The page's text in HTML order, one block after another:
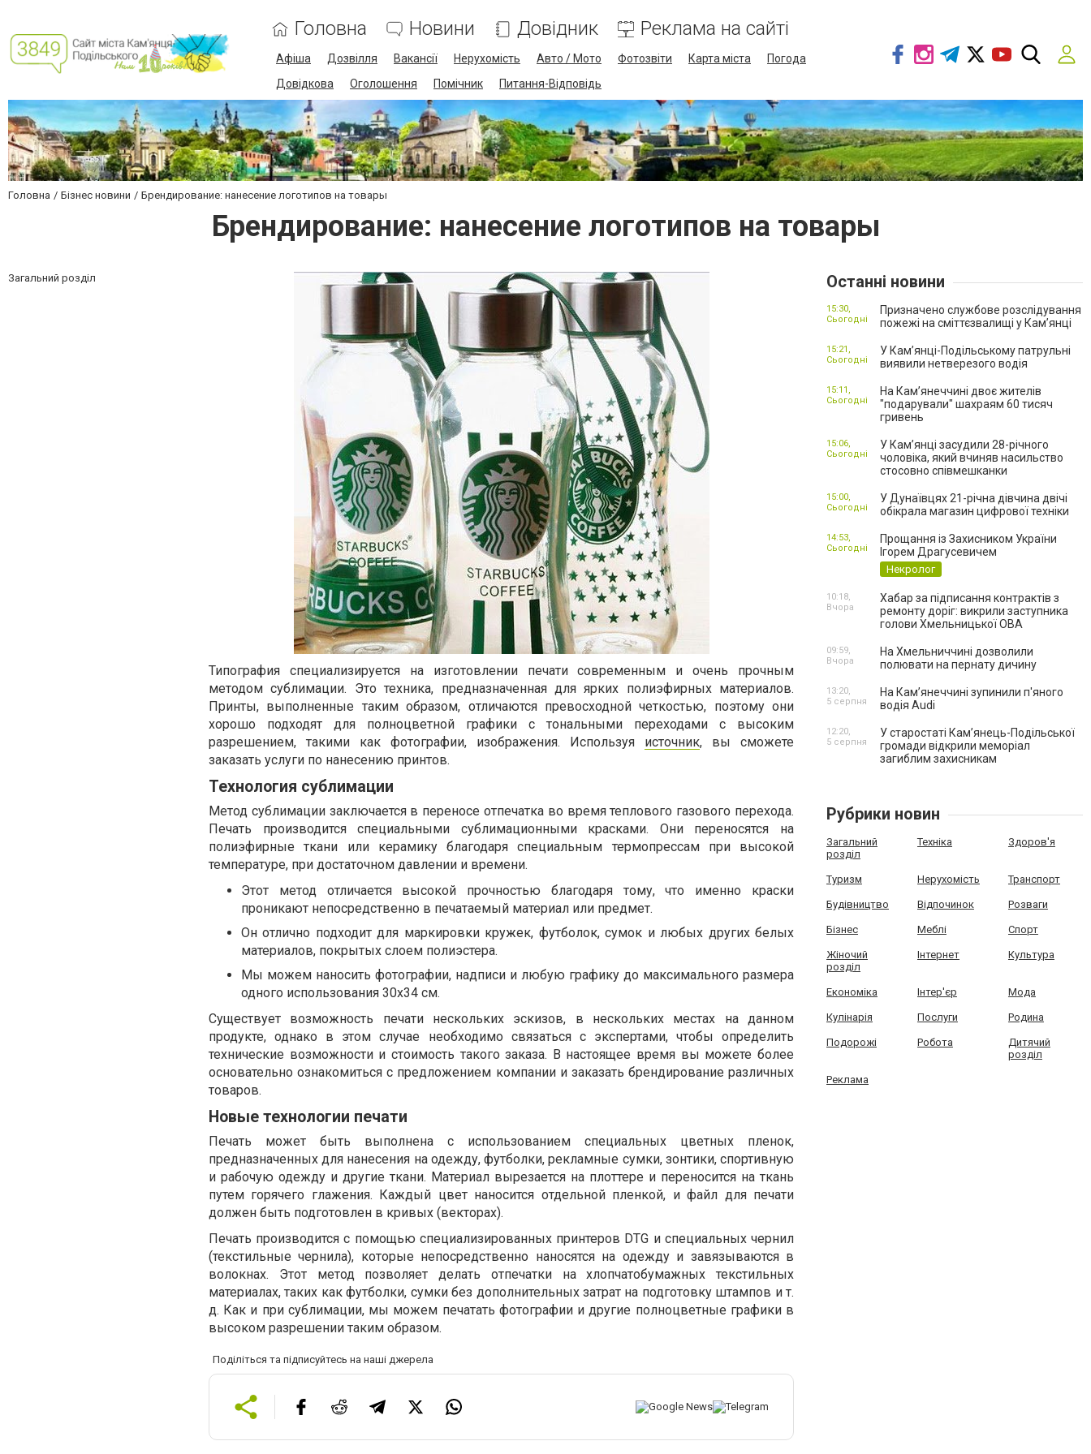
Головна Новини Довідник Реклама на сайті
Афіша Дозвілля Вакансії Нерухомість Авто / Мото Фотозвіти Карта міста
Погода
Довідкова
Оголошення Помічник Питання-Відповідь
Головна Бізнес новини Брендирование: нанесение логотипов на товары
Брендирование: нанесение логотипов на товары
Загальний розділ
Типография специализируется на изготовлении печати современным и очень прочным
методом сублимации. Это техника, предназначенная для ярких полиэфирных материалов.
Принты, выполненные таким образом, отличаются превосходной четкостью, поэтому они
хорошо подходят для полноцветной графики с тональными переходами с высоким
разрешением, такими как фотографии, изображения. Используя источник, вы сможете
заказать услуги по нанесению принтов.
Технология сублимации
Метод сублимации заключается в переносе отпечатка во время теплового газового перехода.
Печать производится специальными сублимационными красками. Они переносятся на
полиэфирные ткани или керамику благодаря специальным термопрессам при высокой
температуре, при достаточном давлении и времени.
Этот метод отличается высокой прочностью благодаря тому, что именно краски
проникают непосредственно в печатаемый материал или предмет.
Он отлично подходит для маркировки кружек, футболок, сумок и любых других белых
материалов, покрытых слоем полиэстера.
Мы можем наносить фотографии, надписи и любую графику до максимального размера
одного использования 30x34 см.
Существует возможность печати нескольких эскизов, в нескольких местах на данном
продукте, однако в этом случае необходимо связаться с экспертами, чтобы определить
технические возможности и стоимость такого заказа. В настоящее время вы можете более
основательно ознакомиться с предложением компании и заказать брендирование различных
товаров.
Новые технологии печати
Печать может быть выполнена с использованием специальных цветных пленок,
предназначенных для нанесения на одежду, футболки, рекламные сумки, зонтики, спортивную
и рабочую одежду и другие ткани. Материал вырезается на плоттере и переносится на ткань
путем горячего глажения. Каждый цвет наносится отдельной пленкой, и файл для печати
должен быть подготовлен в кривых (векторах).
Печать производится с помощью специализированных принтеров DTG и специальных чернил
(текстильные чернила), которые непосредственно наносятся на одежду и завязываются в
волокнах. Этот метод позволяет делать отпечатки на хлопчатобумажных текстильных
материалах, таких как футболки, сумки без дополнительных затрат на подготовку штампов и т.
д. Как и при сублимации, мы можем печатать фотографии и другие полноцветные графики в
высоком разрешении таким образом.
Поділіться та підписуйтесь на наші джерела
Останні новини
Призначено службове розслідування
пожежі на сміттєзвалищі у Кам’янці
15:30,
Сьогодні
У Кам’янці-Подільському патрульні
виявили нетверезого водія
15:21,
Сьогодні
На Камʼянеччині двоє жителів
"подарували" шахраям 60 тисяч
гривень
15:11,
Сьогодні
У Камʼянці засудили 28-річного
чоловіка, який вчиняв насильство
стосовно співмешканки
15:06,
Сьогодні
У Дунаївцях 21-річна дівчина двічі
обікрала магазин цифрової техніки
15:00,
Сьогодні
Прощання із Захисником України
Ігорем Драгусевичем
Некролог
14:53,
Сьогодні
Хабар за підписання контрактів з
ремонту доріг: викрили заступника
голови Хмельницької ОВА
10:18,
Вчора
На Хмельниччині дозволили
полювати на пернату дичину
09:59,
Вчора
На Камʼянеччині зупинили п'яного
водія Audi
13:20,
5 серпня
У старостаті Кам’янець-Подільської
громади відкрили меморіал
загиблим захисникам
12:20,
5 серпня
Рубрики новин
Загальний
розділ
Техніка Здоров'я
Туризм Нерухомість Транспорт
Будівництво Відпочинок Розваги
Бізнес Меблі Спорт
Жіночий
розділ
Інтернет Культура
Економіка Інтер'єр Мода
Кулінарія Послуги Родина
Подорожі Робота
Дитячий
розділ
Реклама